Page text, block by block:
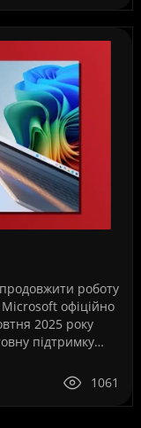
роботу
офіційно
2025 року
підтримку
1061